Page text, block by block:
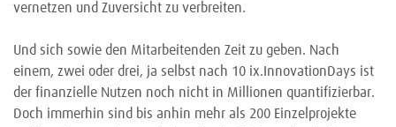
vernetzen und Zuversicht zu verbreiten.
Und sich sowie den Mitarbeitenden Zeit zu geben. Nach
einem, zwei oder drei, ja selbst nach 10 ix.InnovationDays ist
der finanzielle Nutzen noch nicht in Millionen quantifizierbar.
Doch immerhin sind bis anhin mehr als 200 Einzelprojekte